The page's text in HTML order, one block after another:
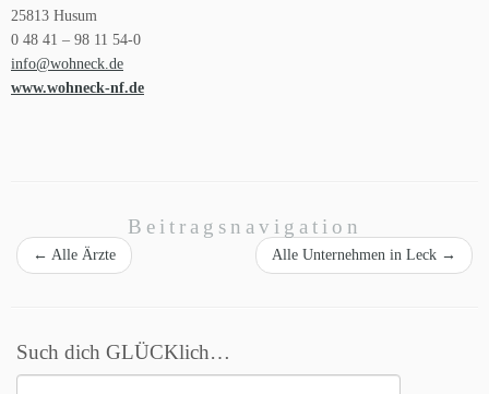
25813 Husum
0 48 41 – 98 11 54-0
info@wohneck.de
www.wohneck-nf.de
Beitragsnavigation
← Alle Ärzte Alle Unternehmen in Leck →
Such dich GLÜCKlich…